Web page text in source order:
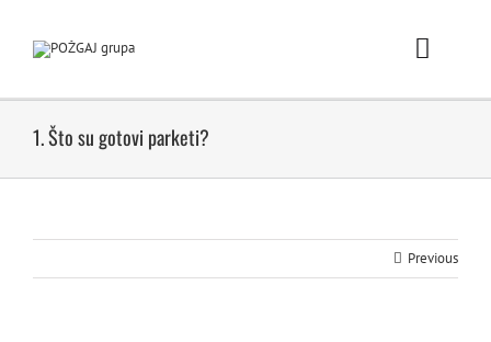
content
Toggle
1. Što su gotovi parketi?
Previous